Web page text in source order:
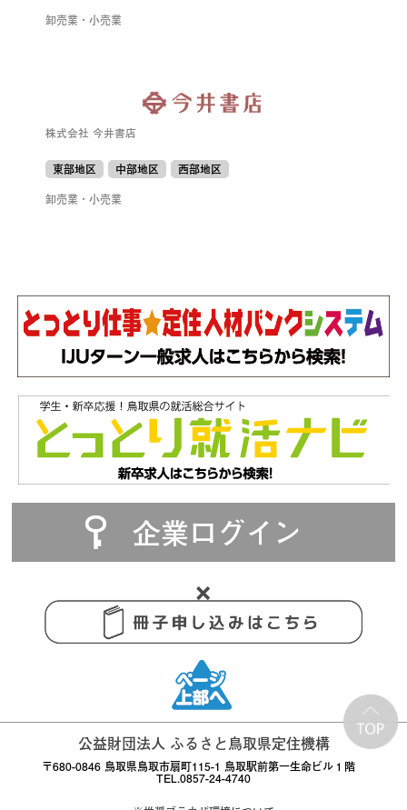
卸売業・小売業
株式会社 今井書店
東部地区 中部地区
西部地区
卸売業・小売業
企業ログイン
公益財団法人 ふるさと鳥取県定住機構
〒680-0846 鳥取県鳥取市扇町115-1 鳥取駅前第一生命ビル１階
TEL.0857-24-4740